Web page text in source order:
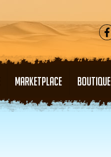
MARKETPLACE BOUTIQUE